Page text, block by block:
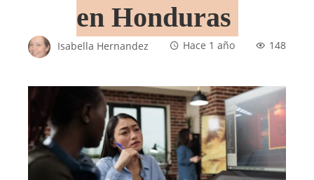
en Honduras
Isabella Hernandez Hace 1 año 148